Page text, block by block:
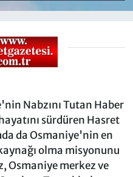
Nabzını Tutan Haber
sürdüren Hasret
da Osmaniye'nin en
olma misyonunu
Osmaniye merkez ve